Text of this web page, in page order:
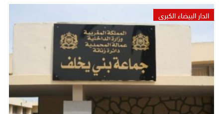
الدار البيضاء الكبرى